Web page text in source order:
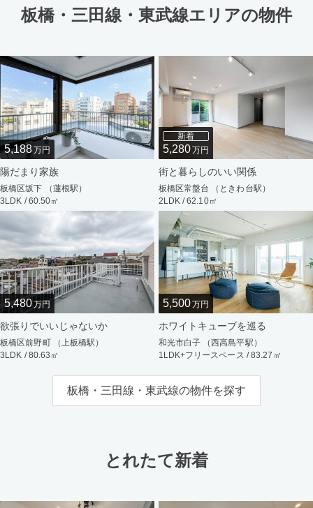
板橋・三田線・東武線エリアの物件
5,188万円
陽だまり家族
板橋区坂下 （蓮根駅）
3LDK / 60.50㎡
新着
5,280万円
街と暮らしのいい関係
板橋区常盤台 （ときわ台駅）
2LDK / 62.10㎡
5,480万円
欲張りでいいじゃないか
板橋区前野町 （上板橋駅）
3LDK / 80.63㎡
5,500万円
ホワイトキューブを巡る
和光市白子 （西高島平駅）
1LDK+フリースペース / 83.27㎡
板橋・三田線・東武線の物件を探す
とれたて新着